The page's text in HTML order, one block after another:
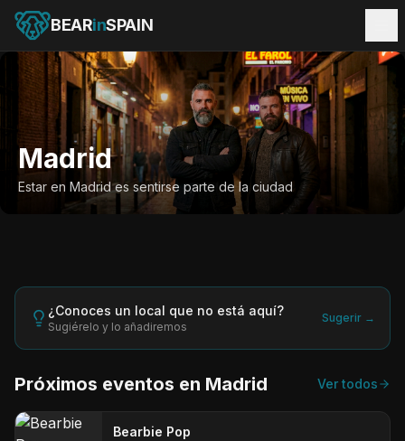
BEARinSPAIN
Madrid
Estar en Madrid es sentirse parte de la ciudad
¿Conoces un local que no está aquí?
Sugiérelo y lo añadiremos
Sugerir →
Próximos eventos en Madrid Ver todos
Bearbie Pop